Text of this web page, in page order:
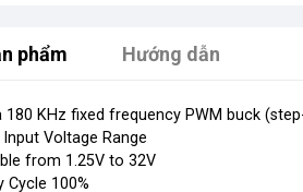
phẩm Hướng dẫn
180 KHz fixed frequency PWM buck
Voltage Range
from 1.25V to 32V
Cycle 100%